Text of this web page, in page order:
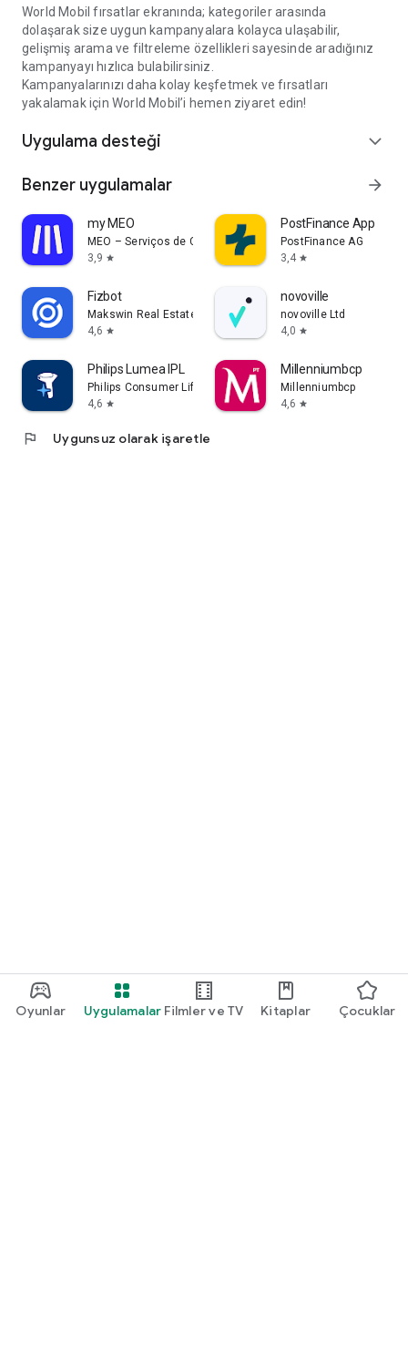
Oyunlar Uygulamalar Filmler ve TV Kitaplar Çocuklar
World Mobil fırsatlar ekranında; kategoriler arasında
dolaşarak size uygun kampanyalara kolayca ulaşabilir,
gelişmiş arama ve filtreleme özellikleri sayesinde aradığınız
kampanyayı hızlıca bulabilirsiniz.
Kampanyalarınızı daha kolay keşfetmek ve fırsatları
yakalamak için World Mobil’i hemen ziyaret edin!
Uygulama desteği expand_more
Benzer uygulamalar arrow_forward
my MEO
MEO – Serviços de Comunicações e Multimédia, S.A.
3,9 star
PostFinance App
PostFinance AG
3,4 star
Fizbot
Makswin Real Estate Technologies
4,6 star
novoville
novoville Ltd
4,0 star
Philips Lumea IPL
Philips Consumer Lifestyle B.V.
4,6 star
Millenniumbcp
Millenniumbcp
4,6 star
flag Uygunsuz olarak işaretle